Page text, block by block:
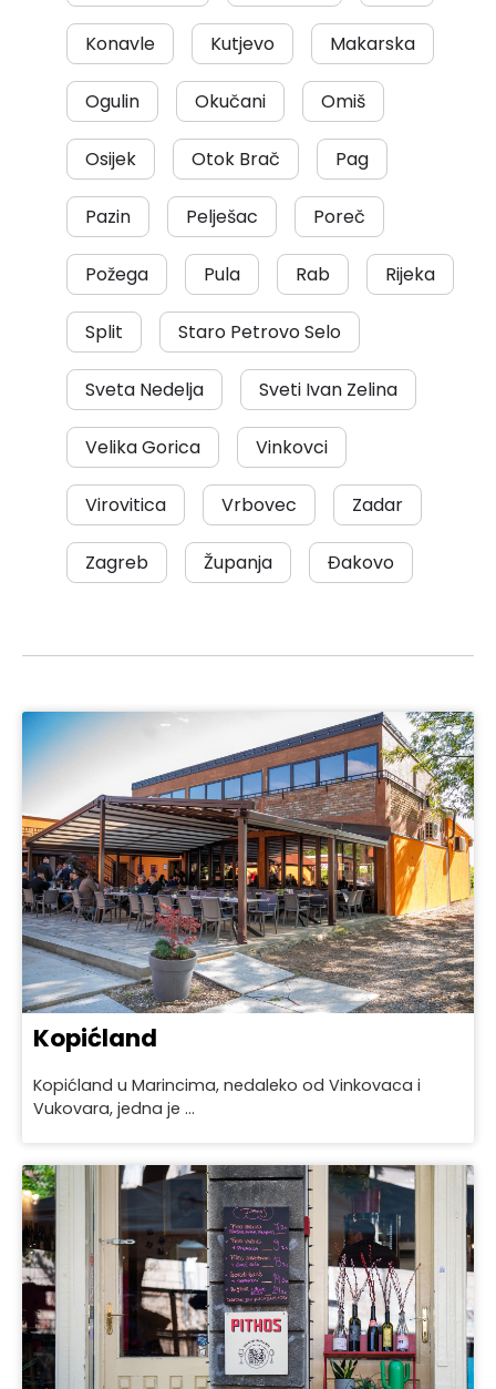
Konavle Kutjevo Makarska
Ogulin Okučani Omiš
Osijek Otok Brač Pag
Pazin Pelješac Poreč
Požega Pula Rab Rijeka
Split Staro Petrovo Selo
Sveta Nedelja Sveti Ivan Zelina
Velika Gorica Vinkovci
Virovitica Vrbovec Zadar
Zagreb Županja Đakovo
Kopićland
Kopićland u Marincima, nedaleko od Vinkovaca i
Vukovara, jedna je ...